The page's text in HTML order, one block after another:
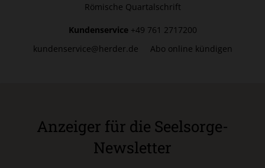
Römische Quartalschrift
Kundenservice +49 761 2717200
kundenservice@herder.de
Abo online kündigen
Anzeiger für die Seelsorge-
Newsletter